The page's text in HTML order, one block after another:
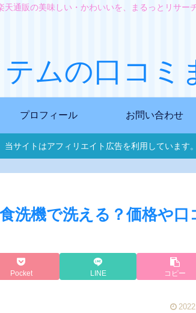
天通販の美味しい・かわいいを、まるっとリサー
ムの口コミ
プロフィール お問い合わせ
当サイトはアフィリエイト広告を利用しています。
洗機で洗える？価格や口
Pocket LINE コピー